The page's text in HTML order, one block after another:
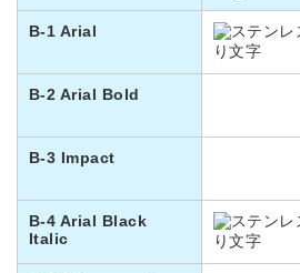
B-1 Arial
B-2 Arial Bold
B-3 Impact
B-4 Arial Black
Italic